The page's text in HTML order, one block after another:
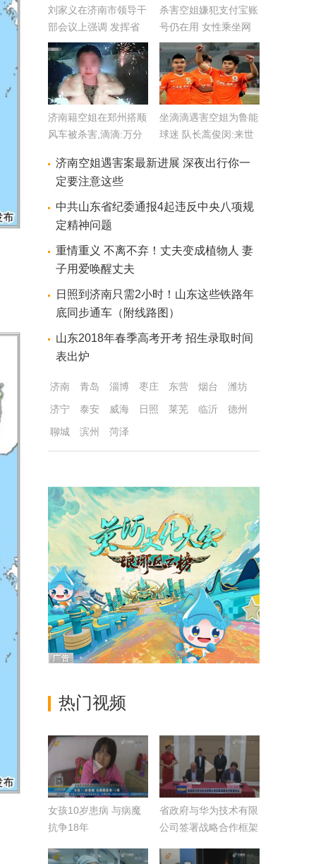
刘家义在济南市领导干
部会议上强调 发挥省
会优势担当省会使命率
先走在前列
杀害空姐嫌犯支付宝账
号仍在用 女性乘坐网
约车应注意这些
济南籍空姐在郑州搭顺
风车被杀害,滴滴:万分
坐滴滴遇害空姐为鲁能
球迷 队长蒿俊闵:来世
济南空姐遇害案最新进展 深夜出行你一
定要注意这些
中共山东省纪委通报4起违反中央八项规
定精神问题
重情重义 不离不弃！丈夫变成植物人 妻
子用爱唤醒丈夫
日照到济南只需2小时！山东这些铁路年
底同步通车（附线路图）
山东2018年春季高考开考 招生录取时间
表出炉
济南 青岛 淄博 枣庄 东营 烟台
潍坊
济宁
泰安 威海 日照 莱芜 临沂
德州
聊城
滨州 菏泽
热门视频
女孩10岁患病 与病魔
抗争18年
省政府与华为技术有限
公司签署战略合作框架